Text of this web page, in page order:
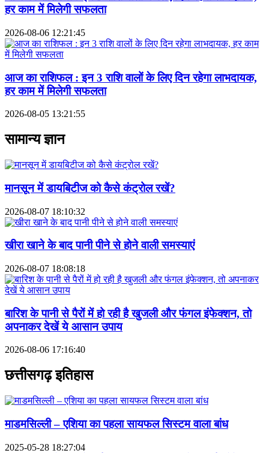
हर काम में मिलेगी सफलता
2026-08-06 12:21:45
आज का राशिफल : इन 3 राशि वालों के लिए दिन रहेगा लाभदायक,
हर काम में मिलेगी सफलता
2026-08-05 13:21:55
सामान्य ज्ञान
मानसून में डायबिटीज को कैसे कंट्रोल रखें?
2026-08-07 18:10:32
खीरा खाने के बाद पानी पीने से होने वाली समस्याएं
2026-08-07 18:08:18
बारिश के पानी से पैरों में हो रही है खुजली और फंगल इंफेक्शन, तो
अपनाकर देखें ये आसान उपाय
2026-08-06 17:16:40
छत्तीसगढ़ इतिहास
माडमसिल्ली – एशिया का पहला सायफल सिस्टम वाला बांध
2025-05-28 18:27:04